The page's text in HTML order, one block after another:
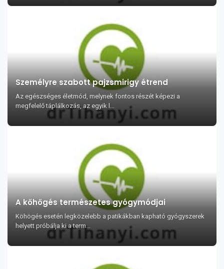
Személyre szabott pajzsmirigy étrend
Az egészséges életmód, melynek fontos részét képezi a
megfelelő táplálkozás, az egyik l...
A köhögés természetes gyógymódjai
Köhögés esetén legközelebb a patikákban kapható gyógyszerek
helyett próbálja ki a term...